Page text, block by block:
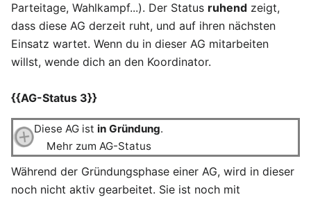
Parteitage, Wahlkampf...). Der Status ruhend zeigt,
dass diese AG derzeit ruht, und auf ihren nächsten
Einsatz wartet. Wenn du in dieser AG mitarbeiten
willst, wende dich an den Koordinator.
{{AG-Status 3}}
Diese AG ist in Gründung.
Mehr zum AG-Status
Während der Gründungsphase einer AG, wird in dieser
noch nicht aktiv gearbeitet. Sie ist noch mit